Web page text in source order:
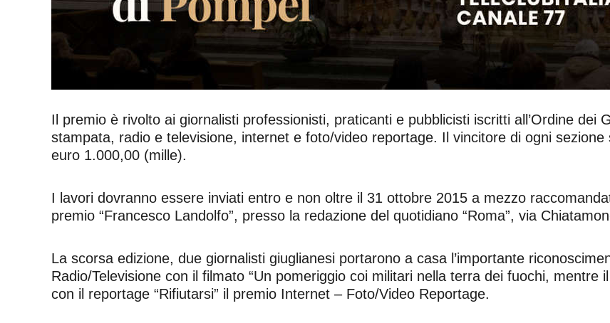
Il premio è rivolto ai giornalisti professionisti, praticanti e pubblicisti iscritti all’Ordine dei
stampata, radio e televisione, internet e foto/video reportage. Il vincitore di ogni
euro 1.000,00 (mille).
I lavori dovranno essere inviati entro e non oltre il 31 ottobre 2015 a mezzo
premio “Francesco Landolfo”, presso la redazione del quotidiano “Roma”, via
La scorsa edizione, due giornalisti giuglianesi portarono a casa l’importante
Radio/Televisione con il filmato “Un pomeriggio coi militari nella terra dei fuochi,
con il reportage “Rifiutarsi” il premio Internet – Foto/Video Reportage.